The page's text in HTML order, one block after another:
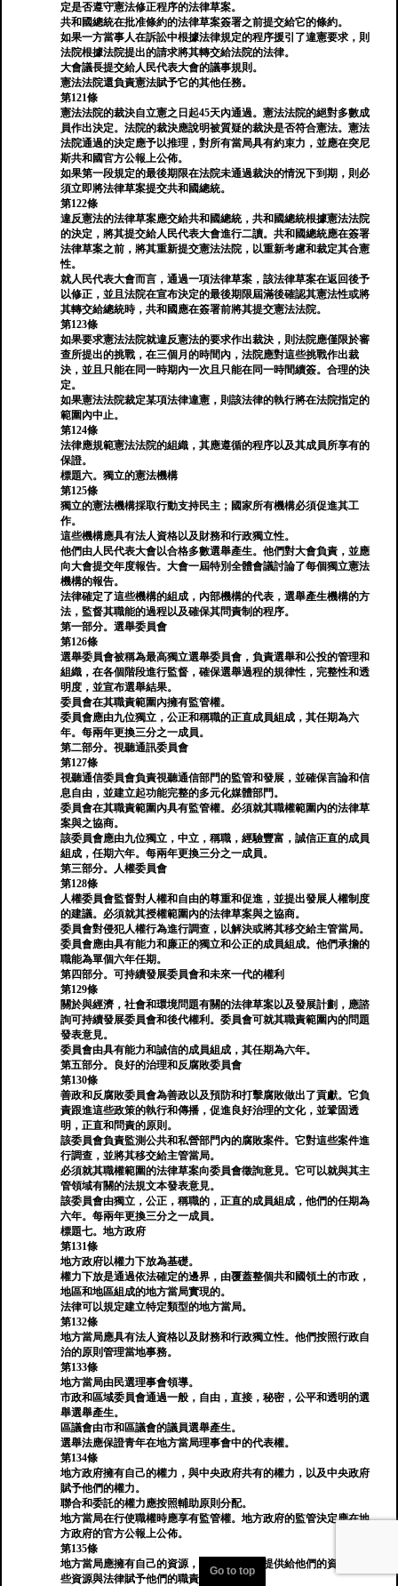
定是否遵守憲法修正程序的法律草案。
共和國總統在批准條約的法律草案簽署之前提交給它的條約。
如果一方當事人在訴訟中根據法律規定的程序援引了違憲要求，則
法院根據法院提出的請求將其轉交給法院的法律。
大會議長提交給人民代表大會的議事規則。
憲法法院還負責憲法賦予它的其他任務。
第121條
憲法法院的裁決自立憲之日起45天內通過。憲法法院的絕對多數成
員作出決定。法院的裁決應說明被質疑的裁決是否符合憲法。憲法
法院通過的決定應予以推理，對所有當局具有約束力，並應在突尼
斯共和國官方公報上公佈。
如果第一段規定的最後期限在法院未通過裁決的情況下到期，則必
須立即將法律草案提交共和國總統。
第122條
違反憲法的法律草案應交給共和國總統，共和國總統根據憲法法院
的決定，將其提交給人民代表大會進行二讀。共和國總統應在簽署
法律草案之前，將其重新提交憲法法院，以重新考慮和裁定其合憲
性。
就人民代表大會而言，通過一項法律草案，該法律草案在返回後予
以修正，並且法院在宣布決定的最後期限屆滿後確認其憲法性或將
其轉交給總統時，共和國應在簽署前將其提交憲法法院。
第123條
如果要求憲法法院就違反憲法的要求作出裁決，則法院應僅限於審
查所提出的挑戰，在三個月的時間內，法院應對這些挑戰作出裁
決，並且只能在同一時期內一次且只能在同一時間續簽。合理的決
定。
如果憲法法院裁定某項法律違憲，則該法律的執行將在法院指定的
範圍內中止。
第124條
法律應規範憲法法院的組織，其應遵循的程序以及其成員所享有的
保證。
標題六。獨立的憲法機構
第125條
獨立的憲法機構採取行動支持民主；國家所有機構必須促進其工
作。
這些機構應具有法人資格以及財務和行政獨立性。
他們由人民代表大會以合格多數選舉產生。他們對大會負責，並應
向大會提交年度報告。大會一屆特別全體會議討論了每個獨立憲法
機構的報告。
法律確定了這些機構的組成，內部機構的代表，選舉產生機構的方
法，監督其職能的過程以及確保其問責制的程序。
第一部分。選舉委員會
第126條
選舉委員會被稱為最高獨立選舉委員會，負責選舉和公投的管理和
組織，在各個階段進行監督，確保選舉過程的規律性，完整性和透
明度，並宣布選舉結果。
委員會在其職責範圍內擁有監管權。
委員會應由九位獨立，公正和稱職的正直成員組成，其任期為六
年。每兩年更換三分之一成員。
第二部分。視聽通訊委員會
第127條
視聽通信委員會負責視聽通信部門的監管和發展，並確保言論和信
息自由，並建立起功能完整的多元化媒體部門。
委員會在其職責範圍內具有監管權。必須就其職權範圍內的法律草
案與之協商。
該委員會應由九位獨立，中立，稱職，經驗豐富，誠信正直的成員
組成，任期六年。每兩年更換三分之一成員。
第三部分。人權委員會
第128條
人權委員會監督對人權和自由的尊重和促進，並提出發展人權制度
的建議。必須就其授權範圍內的法律草案與之協商。
委員會對侵犯人權行為進行調查，以解決或將其移交給主管當局。
委員會應由具有能力和廉正的獨立和公正的成員組成。他們承擔的
職能為單個六年任期。
第四部分。可持續發展委員會和未來一代的權利
第129條
關於與經濟，社會和環境問題有關的法律草案以及發展計劃，應諮
詢可持續發展委員會和後代權利。委員會可就其職責範圍內的問題
發表意見。
委員會由具有能力和誠信的成員組成，其任期為六年。
第五部分。良好的治理和反腐敗委員會
第130條
善政和反腐敗委員會為善政以及預防和打擊腐敗做出了貢獻。它負
責跟進這些政策的執行和傳播，促進良好治理的文化，並鞏固透
明，正直和問責的原則。
該委員會負責監測公共和私營部門內的腐敗案件。它對這些案件進
行調查，並將其移交給主管當局。
必須就其職權範圍的法律草案向委員會徵詢意見。它可以就與其主
管領域有關的法規文本發表意見。
該委員會由獨立，公正，稱職的，正直的成員組成，他們的任期為
六年。每兩年更換三分之一成員。
標題七。地方政府
第131條
地方政府以權力下放為基礎。
權力下放是通過依法確定的邊界，由覆蓋整個共和國領土的市政，
地區和地區組成的地方當局實現的。
法律可以規定建立特定類型的地方當局。
第132條
地方當局應具有法人資格以及財務和行政獨立性。他們按照行政自
治的原則管理當地事務。
第133條
地方當局由民選理事會領導。
市政和區域委員會通過一般，自由，直接，秘密，公平和透明的選
舉選舉產生。
區議會由市和區議會的議員選舉產生。
選舉法應保證青年在地方當局理事會中的代表權。
第134條
地方政府擁有自己的權力，與中央政府共有的權力，以及中央政府
賦予他們的權力。
聯合和委託的權力應按照輔助原則分配。
地方當局在行使職權時應享有監管權。地方政府的監管決定應在地
方政府的官方公報上公佈。
第135條
地方當局應擁有自己的資源，以及中央政府提供給他們的資源，這
些資源與法律賦予他們的職責成比例。
Go to top